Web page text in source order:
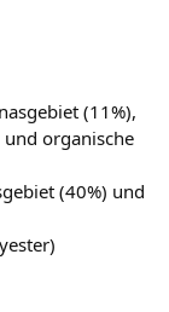
(11%),
und organische
(40%) und